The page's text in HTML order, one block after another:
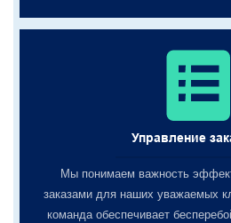
Управление
Мы понимаем важность
заказами для наших уважаемых
команда обеспечивает